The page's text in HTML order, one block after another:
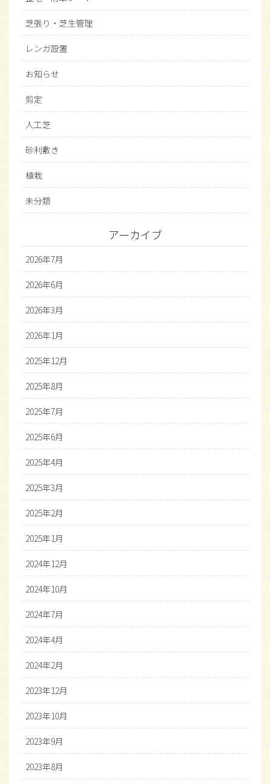
芝張り・芝生管理
レンガ設置
お知らせ
剪定
人工芝
砂利敷き
植栽
未分類
アーカイブ
2026年7月
2026年6月
2026年3月
2026年1月
2025年12月
2025年8月
2025年7月
2025年6月
2025年4月
2025年3月
2025年2月
2025年1月
2024年12月
2024年10月
2024年7月
2024年4月
2024年2月
2023年12月
2023年10月
2023年9月
2023年8月